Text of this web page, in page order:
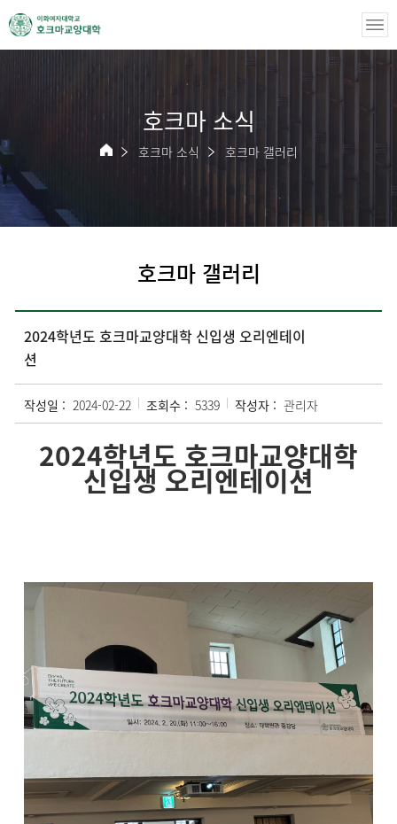
호크마 소식
호크마 소식 호크마 갤러리
호크마 갤러리
2024학년도 호크마교양대학 신입생 오리엔테이
션
작성일 : 2024-02-22 조회수 : 5339 작성자 : 관리자
2024학년도 호크마교양대학
신입생 오리엔테이션